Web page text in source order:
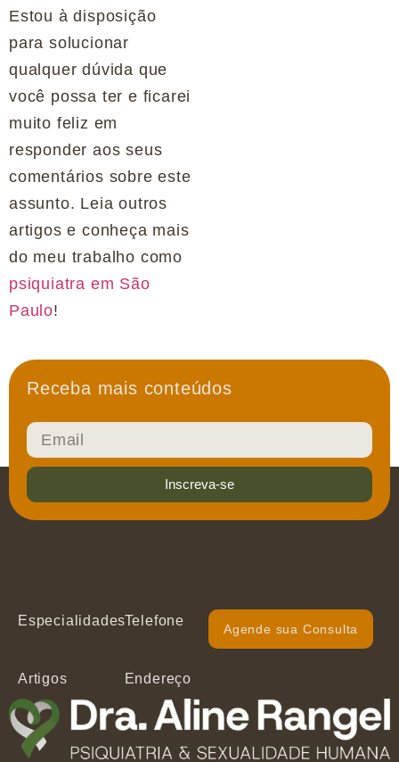
Estou à disposição
para solucionar
qualquer dúvida que
você possa ter e ficarei
muito feliz em
responder aos seus
comentários sobre este
assunto. Leia outros
artigos e conheça mais
do meu trabalho como
psiquiatra em São
Paulo!
Receba mais conteúdos
Inscreva-se
Especialidades
Artigos
Telefone
Endereço
Agende sua Consulta